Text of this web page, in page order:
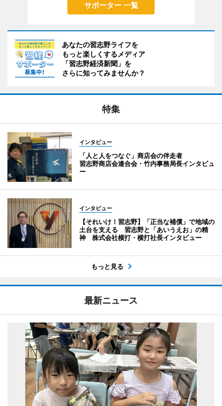
サポーター 一覧
あなたの習志野ライフを
もっと楽しくするメディア
「習志野経済新聞」を
さらに知ってみませんか？
特集
インタビュー
「人と人をつなぐ」商店会の伴走者
習志野商店会連合会・竹内事務局長インタビュ
ー
インタビュー
【それいけ！習志野】「正当な補償」で地域の
土台を支える 習志野と「あいうえお」の精
神 株式会社横打・横打社長インタビュー
もっと見る
最新ニュース